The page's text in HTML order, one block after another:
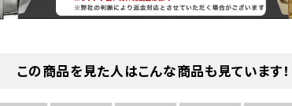
この商品を見た人はこんな商品も見ています！